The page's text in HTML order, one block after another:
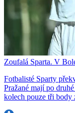
Zoufalá Sparta. V
Fotbalisté Sparty
Pražané mají po
kolech pouze tři body